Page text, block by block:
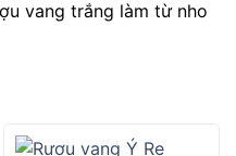
vang trắng làm từ nho